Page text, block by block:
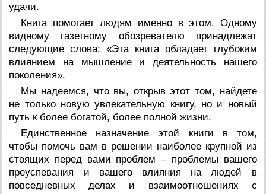
удачи.
Книга помогает людям именно в этом. Одному
видному газетному обозревателю принадлежат
следующие слова: «Эта книга обладает глубоким
влиянием на мышление и деятельность нашего
поколения».
Мы надеемся, что вы, открыв этот том, найдете
не только новую увлекательную книгу, но и новый
путь к более богатой, более полной жизни.
Единственное назначение этой книги в том,
чтобы помочь вам в решении наиболее крупной из
стоящих перед вами проблем – проблемы вашего
преуспевания и вашего влияния на людей в
повседневных делах и взаимоотношениях с